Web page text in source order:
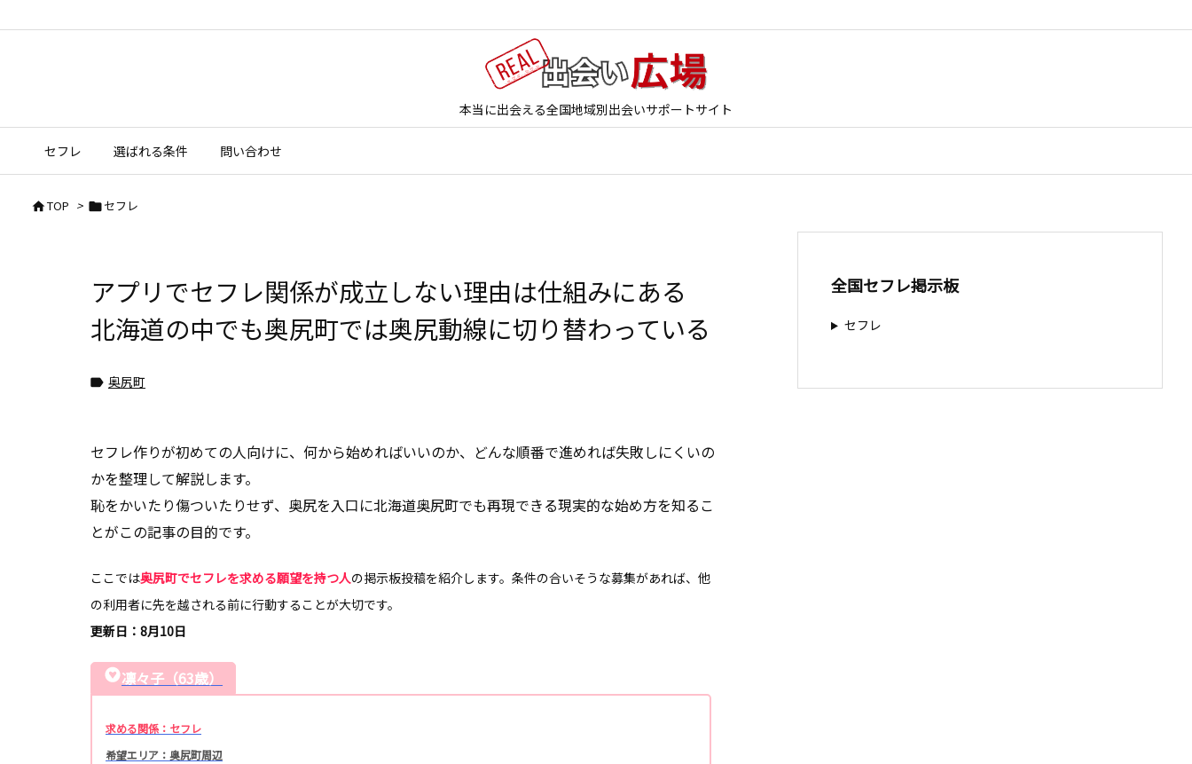
本当に出会える全国地域別出会いサポートサイト
セフレ 選ばれる条件 問い合わせ
TOP > セフレ
アプリでセフレ関係が成立しない理由は仕組みにある
北海道の中でも奥尻町では奥尻動線に切り替わっている
 奥尻町
セフレ作りが初めての人向けに、何から始めればいいのか、どんな順番で進めれば失敗しにくいの
かを整理して解説します。
恥をかいたり傷ついたりせず、奥尻を入口に北海道奥尻町でも再現できる現実的な始め方を知るこ
とがこの記事の目的です。
ここでは奥尻町でセフレを求める願望を持つ人の掲示板投稿を紹介します。条件の合いそうな募集があれば、他
の利用者に先を越される前に行動することが大切です。
更新日：8月10日
凛々子（63歳）
求める関係：セフレ
希望エリア：奥尻町周辺
全国セフレ掲示板
セフレ